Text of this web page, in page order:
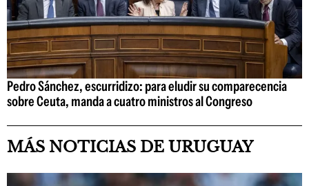
Pedro Sánchez, escurridizo: para eludir su comparecencia
sobre Ceuta, manda a cuatro ministros al Congreso
MÁS NOTICIAS DE URUGUAY